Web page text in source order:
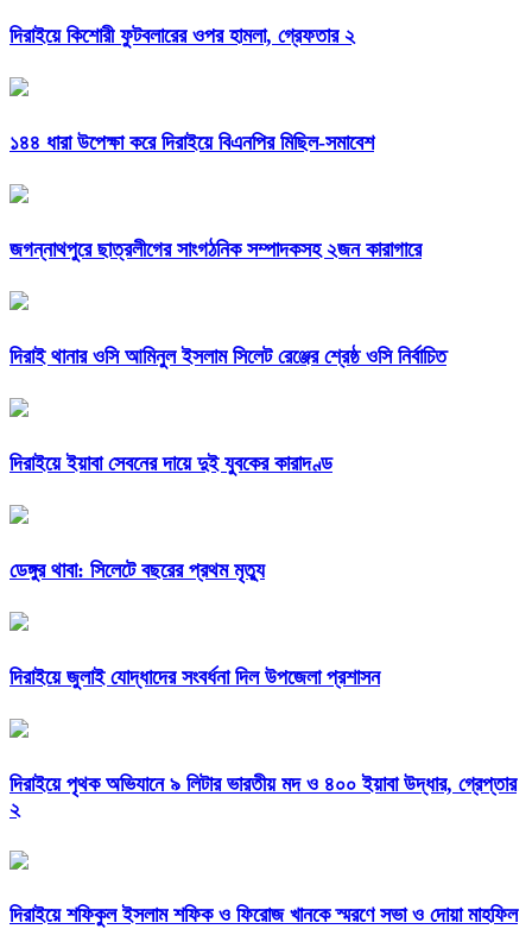
দিরাইয়ে কিশোরী ফুটবলারের ওপর হামলা, গ্রেফতার ২
১৪৪ ধারা উপেক্ষা করে দিরাইয়ে বিএনপির মিছিল-সমাবেশ
জগন্নাথপুরে ছাত্রলীগের সাংগঠনিক সম্পাদকসহ ২জন কারাগারে
দিরাই থানার ওসি আমিনুল ইসলাম সিলেট রেঞ্জের শ্রেষ্ঠ ওসি নির্বাচিত
দিরাইয়ে ইয়াবা সেবনের দায়ে দুই যুবকের কারাদণ্ড
ডেঙ্গুর থাবা: সিলেটে বছরের প্রথম মৃত্যু
দিরাইয়ে জুলাই যোদ্ধাদের সংবর্ধনা দিল উপজেলা প্রশাসন
দিরাইয়ে পৃথক অভিযানে ৯ লিটার ভারতীয় মদ ও ৪০০ ইয়াবা উদ্ধার, গ্রেপ্তার
২
দিরাইয়ে শফিকুল ইসলাম শফিক ও ফিরোজ খানকে স্মরণে সভা ও দোয়া মাহফিল